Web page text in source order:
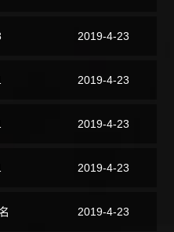
2019-4-23
2019-4-23
2019-4-23
2019-4-23
2019-4-23